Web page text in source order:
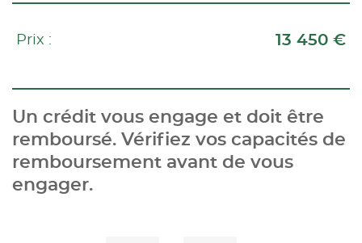
Prix : 13 450 €
Un crédit vous engage et doit être
remboursé. Vérifiez vos capacités de
remboursement avant de vous
engager.